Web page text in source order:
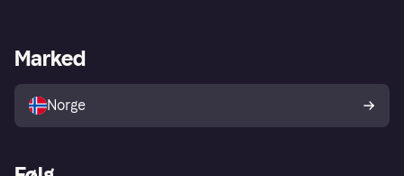
Utforsk butikker
Merchant portal
Marked
Norge